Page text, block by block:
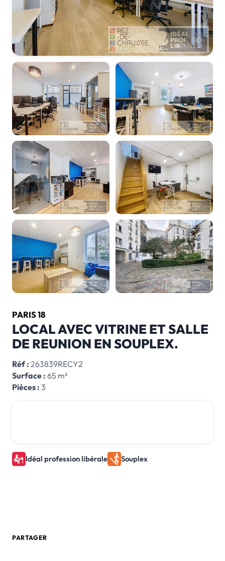
PARIS 18
LOCAL AVEC VITRINE ET SALLE
DE REUNION EN SOUPLEX.
Réf : 263839RECY2
Surface : 65 m²
Pièces : 3
Idéal profession libérale Souplex
PARTAGER